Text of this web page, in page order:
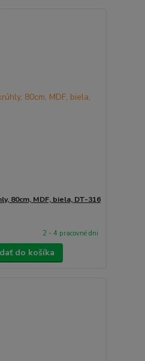
80cm, MDF, biela, DT-316
2 - 4 pracovné dni
do košíka